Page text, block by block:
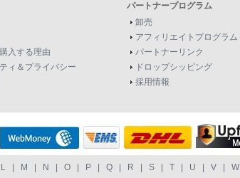
入する理由
ィ＆プライバシー
パートナープログラム
卸売
アフィリエイトプログラム
パートナーリンク
ドロップシッピング
採用情報
L M N O P Q R S T U V W